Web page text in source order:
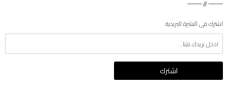
اشترك فى النشرة البريدية